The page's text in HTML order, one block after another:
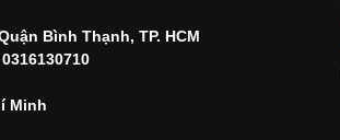
Bình Thạnh, TP. HCM
Minh